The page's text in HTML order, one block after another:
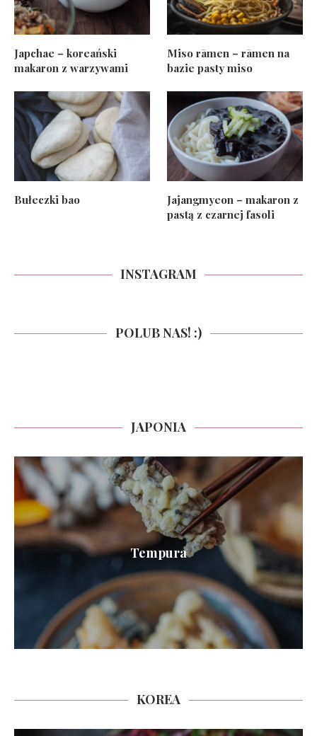
Japchae – koreański
makaron z warzywami
Miso rāmen – rāmen na
bazie pasty miso
Bułeczki bao
Jajangmyeon – makaron z
pastą z czarnej fasoli
INSTAGRAM
POLUB NAS! :)
JAPONIA
Tempura
KOREA